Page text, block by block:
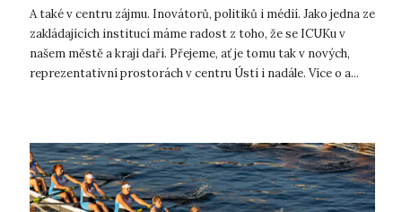
A také v centru zájmu. Inovátorů, politiků i médií. Jako jedna ze
zakládajících institucí máme radost z toho, že se ICUKu v
našem městě a kraji daří. Přejeme, ať je tomu tak v nových,
reprezentativní prostorách v centru Ústí i nadále. Více o a...